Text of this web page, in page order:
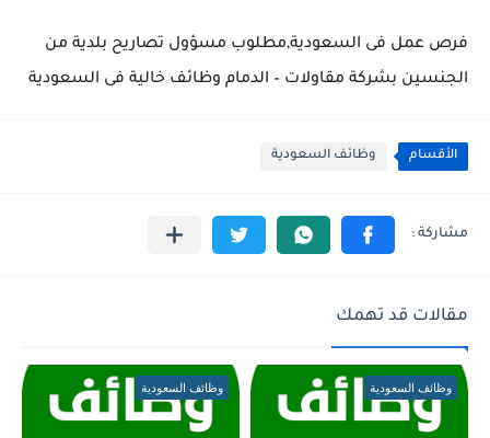
فرص عمل فى السعودية,مطلوب مسؤول تصاريح بلدية من
الجنسين بشركة مقاولات – الدمام وظائف خالية فى السعودية
الأقسام وظائف السعودية
مقالات قد تهمك
وظائف السعودية وظائف السعودية